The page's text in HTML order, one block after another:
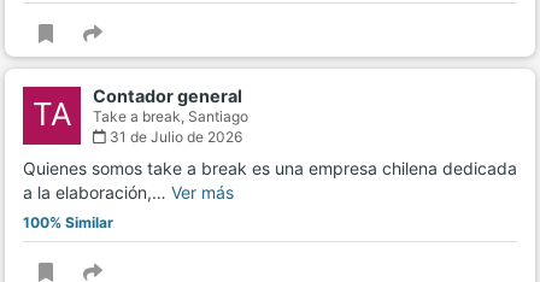
TA Contador general
Take a break, Santiago
31 de Julio de 2026
Quienes somos take a break es una empresa chilena dedicada
a la elaboración,… Ver más
100% Similar